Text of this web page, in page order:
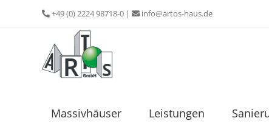
+49 (0) 2224 98718-0| info@artos-haus.de
Massivhäuser Leistungen